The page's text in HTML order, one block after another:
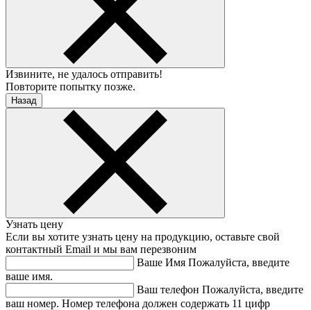
Извините, не удалось отправить!
Повторите попытку позже.
Назад
Узнать цену
Если вы хотите узнать цену на продукцию, оставьте свой
контактный Email и мы вам перезвоним
Ваше Имя Пожалуйста, введите
ваше имя.
Ваш телефон Пожалуйста, введите
ваш номер. Номер телефона должен содержать 11 цифр